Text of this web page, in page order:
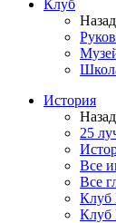
Клуб
Назад
История
Назад
25
Все
Все
Клуб
Клуб